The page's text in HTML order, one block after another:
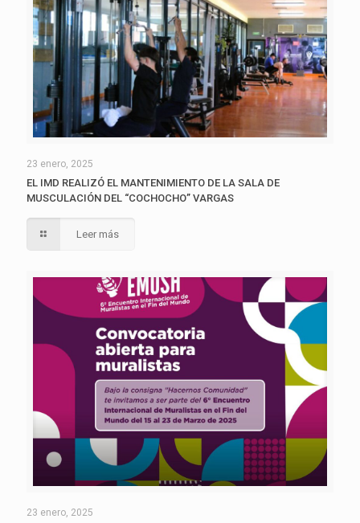
23 enero, 2025
EL IMD REALIZÓ EL MANTENIMIENTO DE LA SALA DE
MUSCULACIÓN DEL “COCHOCHO” VARGAS
Leer más
23 enero, 2025